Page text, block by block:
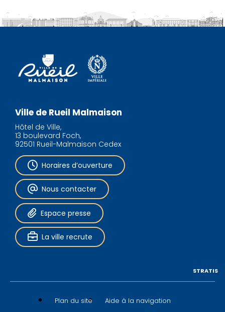
Ville de Rueil Malmaison
Hôtel de Ville,
13 boulevard Foch,
92501 Rueil-Malmaison Cedex
Horaires d’ouverture
Nous contacter
Espace presse
La ville recrute
Plan du site
Aide à la navigation
STRATIS